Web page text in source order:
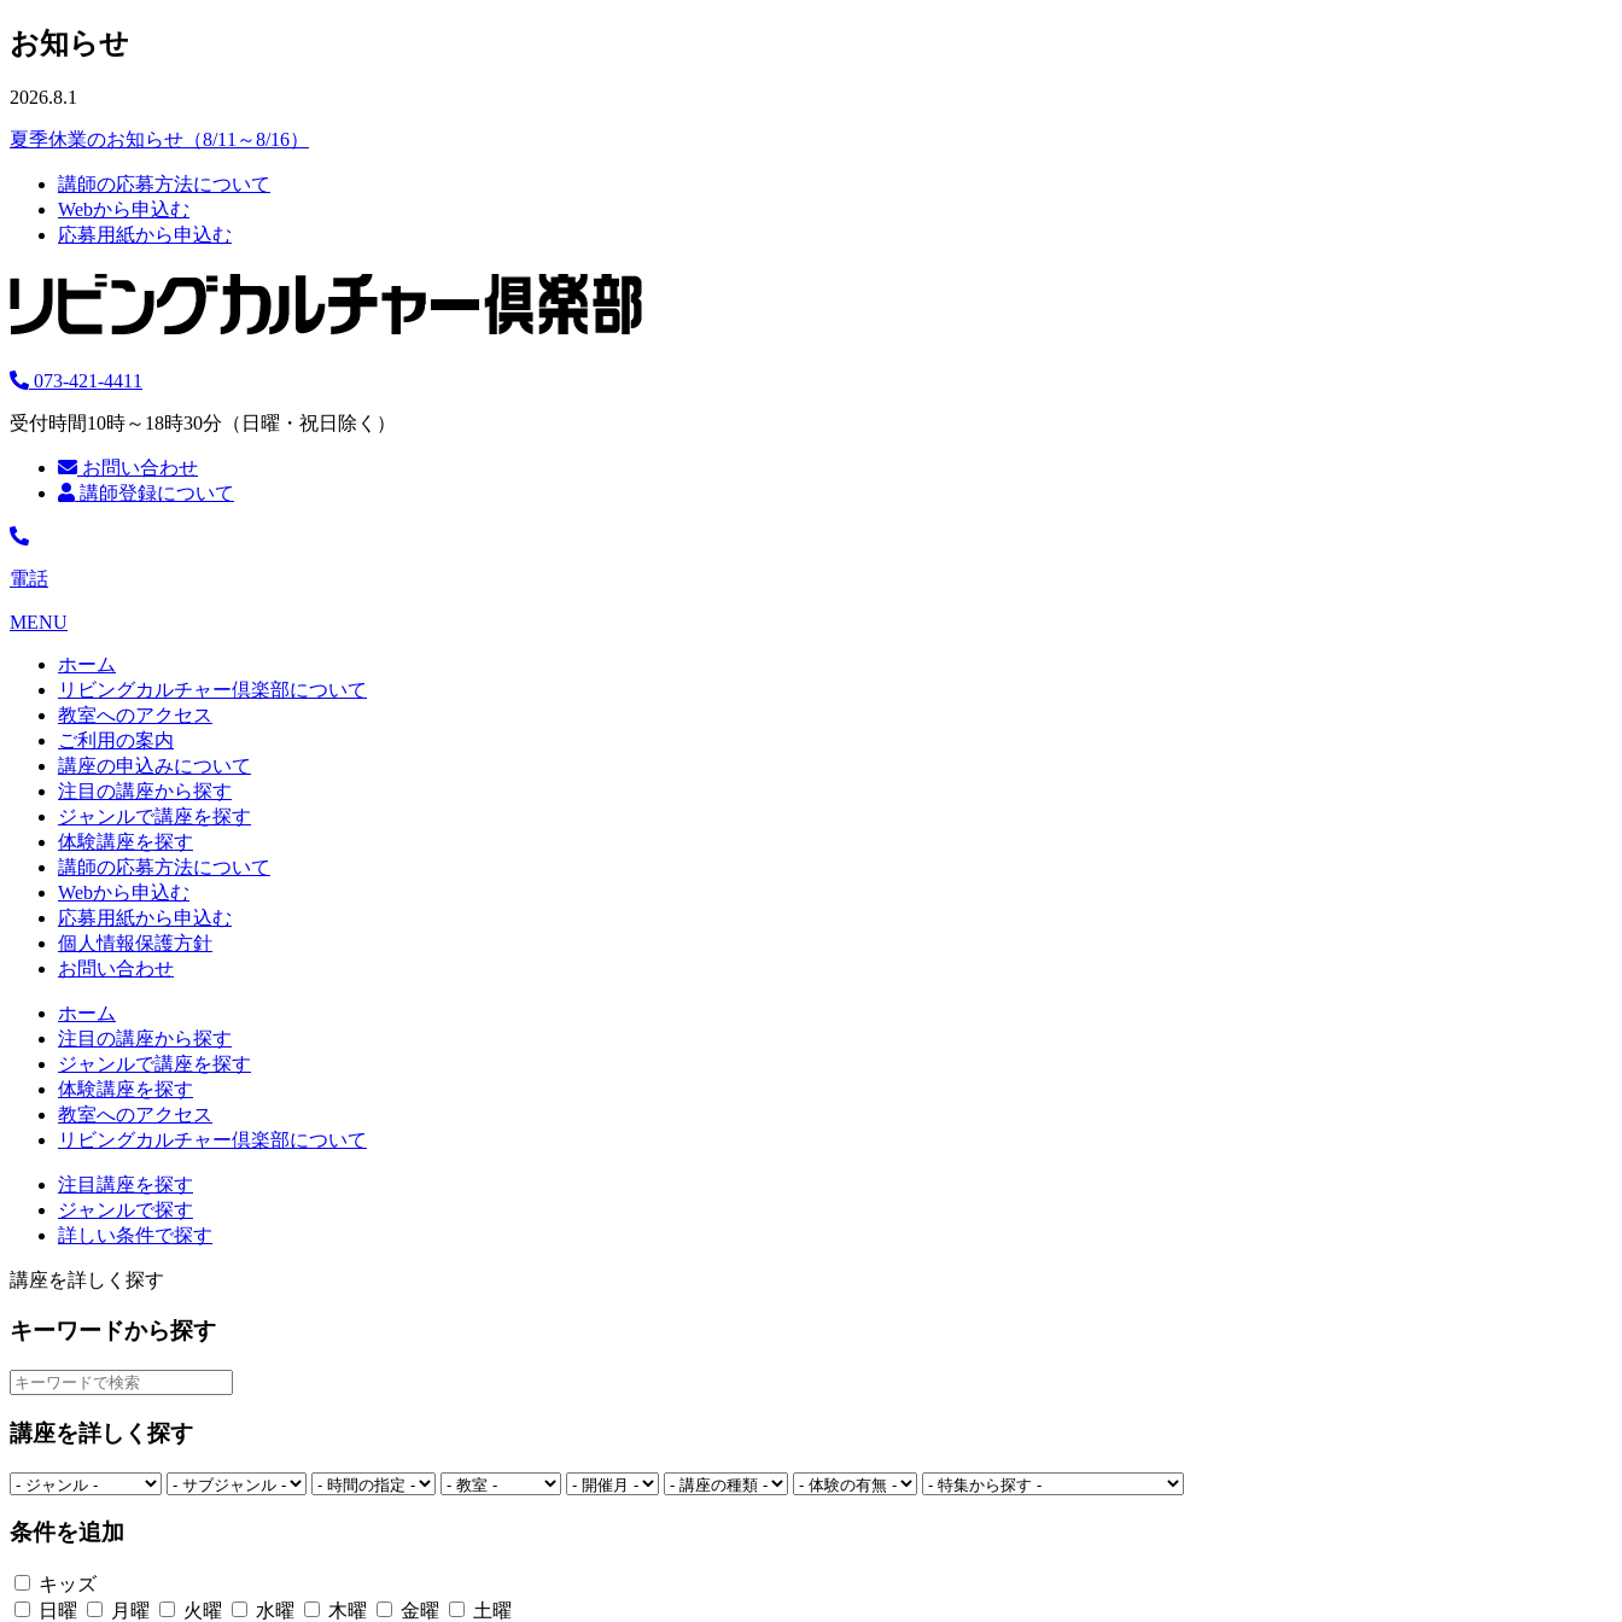
お知らせ
2026.8.1
夏季休業のお知らせ（8/11～8/16）
講師の応募方法について
Webから申込む
応募用紙から申込む
073-421-4411
受付時間10時～18時30分（日曜・祝日除く）
お問い合わせ
講師登録について
電話
MENU
ホーム
リビングカルチャー倶楽部について
教室へのアクセス
ご利用の案内
講座の申込みについて
注目の講座から探す
ジャンルで講座を探す
体験講座を探す
講師の応募方法について
Webから申込む
応募用紙から申込む
個人情報保護方針
お問い合わせ
ホーム
注目の講座から探す
ジャンルで講座を探す
体験講座を探す
教室へのアクセス
リビングカルチャー倶楽部について
注目講座を探す
ジャンルで探す
詳しい条件で探す
講座を詳しく探す
キーワードから探す
講座を詳しく探す
条件を追加
キッズ
日曜
月曜 火曜 水曜 木曜 金曜 土曜